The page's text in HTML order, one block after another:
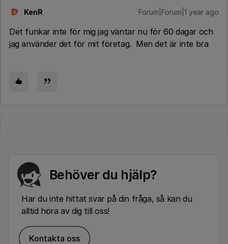
K KenR Forum|Forum|1 year ago
Det funkar inte för mig jag väntar nu för 60 dagar och
jag använder det för mit företag. Men det är inte bra
Behöver du hjälp?
Har du inte hittat svar på din fråga, så kan du
alltid höra av dig till oss!
Kontakta oss